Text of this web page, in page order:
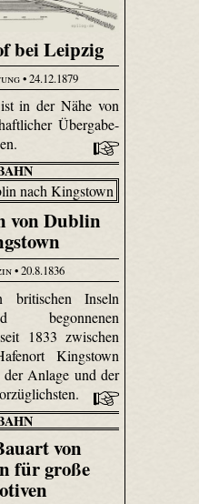
bei Leipzig
• 24.12.1879
in der Nähe von
Übergabe-
von Dublin
• 20.8.1836
Inseln
begonnenen
1833 zwischen
Kingstown
der Anlage und der
von
für große